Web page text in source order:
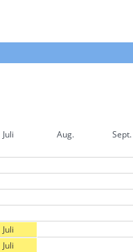
Juli Aug. Sept.
Juli
Juli